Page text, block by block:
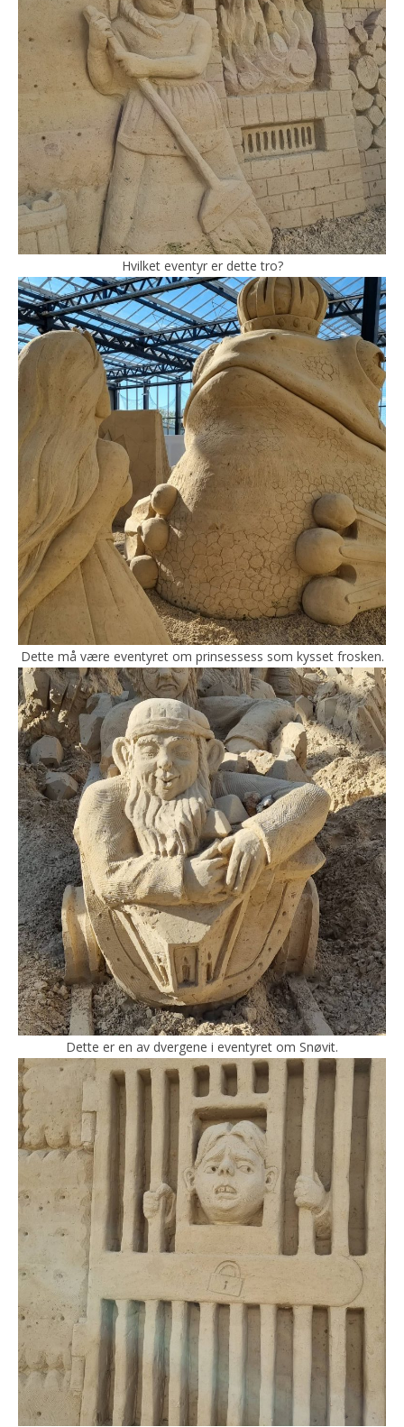
Hvilket eventyr er dette tro?
Dette må være eventyret om prinsessess som kysset frosken.
Dette er en av dvergene i eventyret om Snøvit.